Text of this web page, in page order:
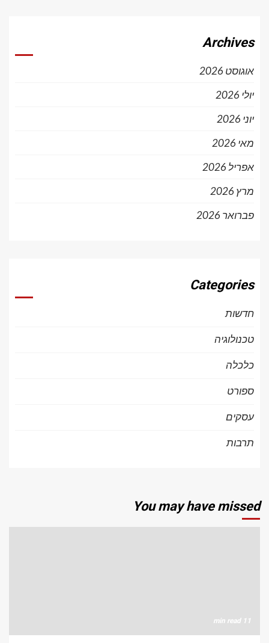
Archives
אוגוסט 2026
יולי 2026
יוני 2026
מאי 2026
אפריל 2026
מרץ 2026
פברואר 2026
Categories
חדשות
טכנולוגיה
כלכלה
ספורט
עסקים
תרבות
You may have missed
11 min read